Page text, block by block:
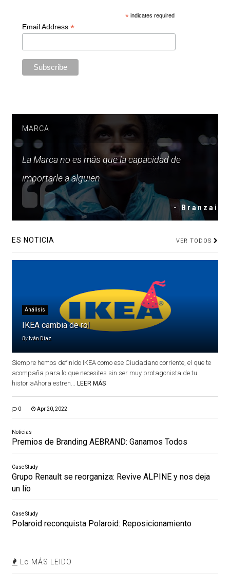
* indicates required
Email Address *
MARCA
La Marca no es más que la capacidad de
importarle a alguien
- Branzai
ES NOTICIA VER TODOS
Análisis
IKEA cambia de rol
By Iván Díaz
Siempre hemos definido IKEA como ese Ciudadano corriente, el que te
acompaña para lo que necesites sin ser muy protagonista de tu
historiaAhora estren... LEER MÁS
0 Apr 20, 2022
Noticias
Premios de Branding AEBRAND: Ganamos Todos
Case Study
Grupo Renault se reorganiza: Revive ALPINE y nos deja
un lío
Case Study
Polaroid reconquista Polaroid: Reposicionamiento
Lo MÁS LEIDO